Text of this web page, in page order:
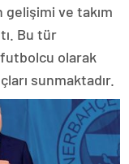
ve takım
Bu tür
futbolcu olarak
sunmaktadır.